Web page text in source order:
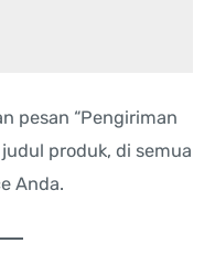
pesan “Pengiriman
produk, di semua
Anda.